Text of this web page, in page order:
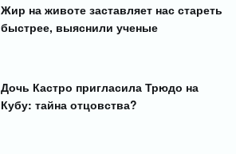
Жир на животе заставляет нас стареть
быстрее, выяснили ученые
Дочь Кастро пригласила Трюдо на
Кубу: тайна отцовства?